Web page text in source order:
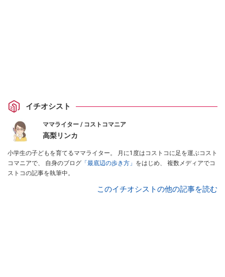
イチオシスト
ママライター / コストコマニア
高梨リンカ
小学生の子どもを育てるママライター。 月に1度はコストコに足を運ぶコスト
コマニアで、 自身のブログ 「最底辺の歩き方」 をはじめ、 複数メディアでコ
ストコの記事を執筆中。
このイチオシストの他の記事を読む